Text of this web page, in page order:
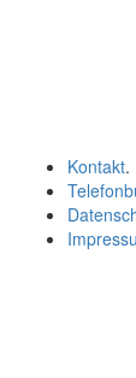
Kontakt.